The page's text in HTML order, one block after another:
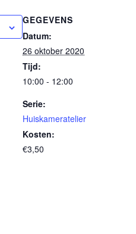
GEGEVENS
Datum:
26 oktober 2020
Tijd:
10:00 - 12:00
Serie:
Huiskameratelier
Kosten:
€3,50